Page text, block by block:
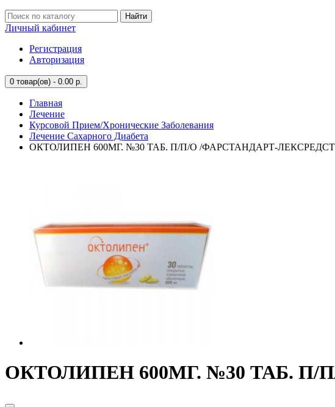
Найти
Личный кабинет
Регистрация
Авторизация
0 товар(ов) - 0.00 р.
Главная
Лечение
Курсовой Прием/Хронические Заболевания
Лечение Сахарного Диабета
ОКТОЛИПЕН 600МГ. №30 ТАБ. П/П/О /ФАРСТАНДАРТ-
ОКТОЛИПЕН 600МГ. №30 ТАБ.